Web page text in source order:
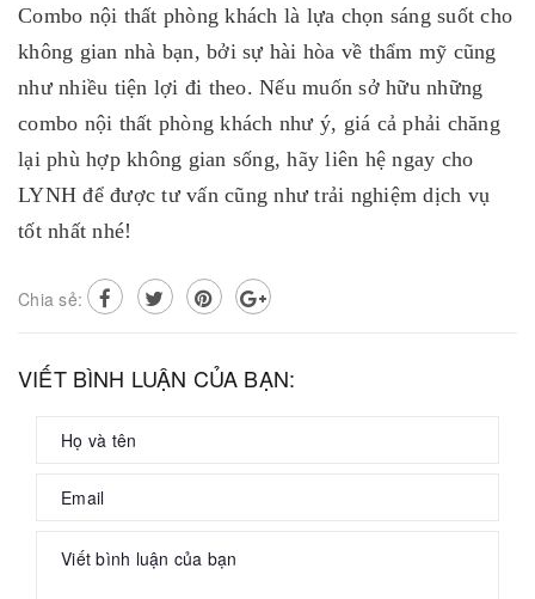
Combo nội thất phòng khách là lựa chọn sáng suốt cho
không gian nhà bạn, bởi sự hài hòa về thẩm mỹ cũng
như nhiều tiện lợi đi theo. Nếu muốn sở hữu những
combo nội thất phòng khách như ý, giá cả phải chăng
lại phù hợp không gian sống, hãy liên hệ ngay cho
LYNH để được tư vấn cũng như trải nghiệm dịch vụ
tốt nhất nhé!
Chia sẻ:
VIẾT BÌNH LUẬN CỦA BẠN: